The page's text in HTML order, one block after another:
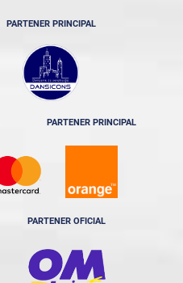
PARTENER PRINCIPAL
PARTENER PRINCIPAL
PARTENER OFICIAL